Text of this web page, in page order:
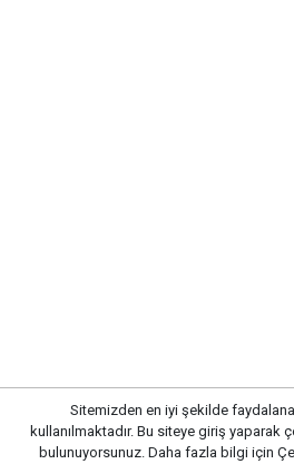
Sitemizden en iyi şekilde
kullanılmaktadır. Bu siteye giriş yaparak
bulunuyorsunuz. Daha fazla bilgi için